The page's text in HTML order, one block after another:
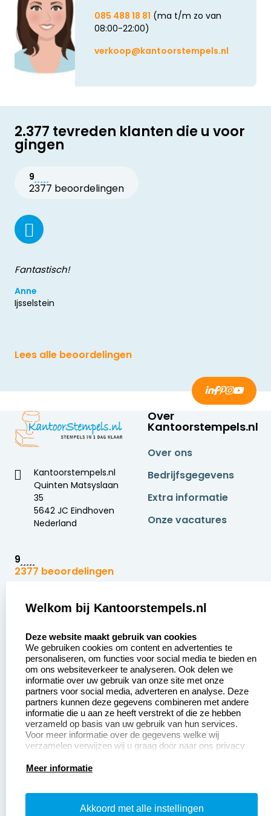
085 488 18 81 (ma t/m zo van
08:00-22:00)
verkoop@kantoorstempels.nl
2.377 tevreden klanten die u voor
gingen
9
2377 beoordelingen
Fantastisch!
Anne
Ijsselstein
Lees alle beoordelingen
Kantoorstempels.nl
Quinten Matsyslaan
35
5642 JC Eindhoven
Nederland
9
2377 beoordelingen
Over
Kantoorstempels.nl
Over ons
Bedrijfsgegevens
Extra informatie
Onze vacatures
Zakelijk:
Aanvraag op maat
Betaling &
Verzending
Wederverkoper
worden
Sale
Klantenservice:
Contact opnemen
Veel gestelde vragen
Retourneren
Herroepingsrecht
Productinformatie:
Instructiepagina
Welkom bij Kantoorstempels.nl
Deze website maakt gebruik van cookies
We gebruiken cookies om content en advertenties te
personaliseren, om functies voor social media te bieden en
om ons websiteverkeer te analyseren. Ook delen we
informatie over uw gebruik van onze site met onze
partners voor social media, adverteren en analyse. Deze
partners kunnen deze gegevens combineren met andere
informatie die u aan ze heeft verstrekt of die ze hebben
verzameld op basis van uw gebruik van hun services.
Voor meer informatie over de gegevens welke wij
verzamelen verwijzen wij u graag door naar ons privacy
Meer informatie
Akkoord met alle instellingen